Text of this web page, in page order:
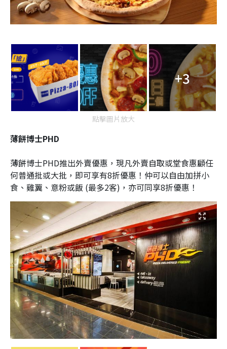
+3
點擊圖片放大
薄餅博士PHD
薄餅博士PHD推出外賣優惠，現凡外賣自取或堂食惠顧任
何普通批或大批，即可享有8折優惠！仲可以自由加拼小
食、雞翼、意粉或飯 (最多2客)，亦可同享8折優惠！